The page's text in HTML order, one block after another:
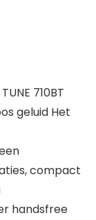
710BT
geluid Het
compact
handsfree